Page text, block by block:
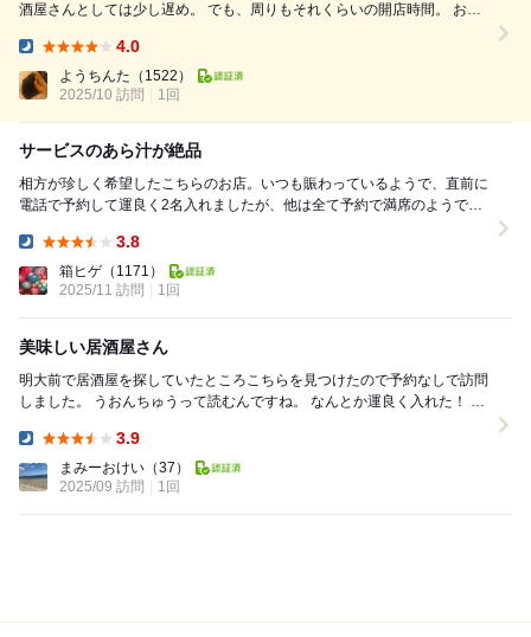
酒屋さんとしては少し遅め。 でも、周りもそれくらいの開店時間。 お通
4.0
ようちんた （1522）
2025/10 訪問
1回
サービスのあら汁が絶品
相方が珍しく希望したこちらのお店。いつも賑わっているようで、直前に
電話で予約して運良く2名入れましたが、他は全て予約で満席のようで、
3.8
箱ヒゲ （1171）
2025/11 訪問
1回
美味しい居酒屋さん
明大前で居酒屋を探していたところこちらを見つけたので予約なしで訪問
しました。 うおんちゅうって読むんですね。 なんとか運良く入れた！ こ
3.9
まみーおけい （37）
2025/09 訪問
1回